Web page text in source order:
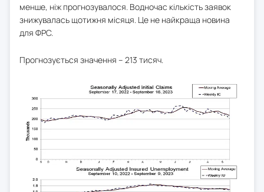
менше, ніж прогнозувалося. Водночас кількість заявок
знижувалась щотижня місяця. Це не найкраща новина
для ФРС.
Прогнозується значення – 213 тисяч.